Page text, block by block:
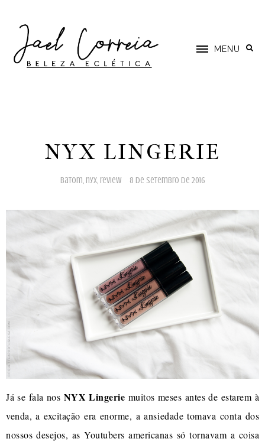
MENU
NYX LINGERIE
batom, nyx, review 8 de setembro de 2016
Já se fala nos NYX Lingerie muitos meses antes de estarem à
venda, a excitação era enorme, a ansiedade tomava conta dos
nossos desejos, as Youtubers americanas só tornavam a coisa